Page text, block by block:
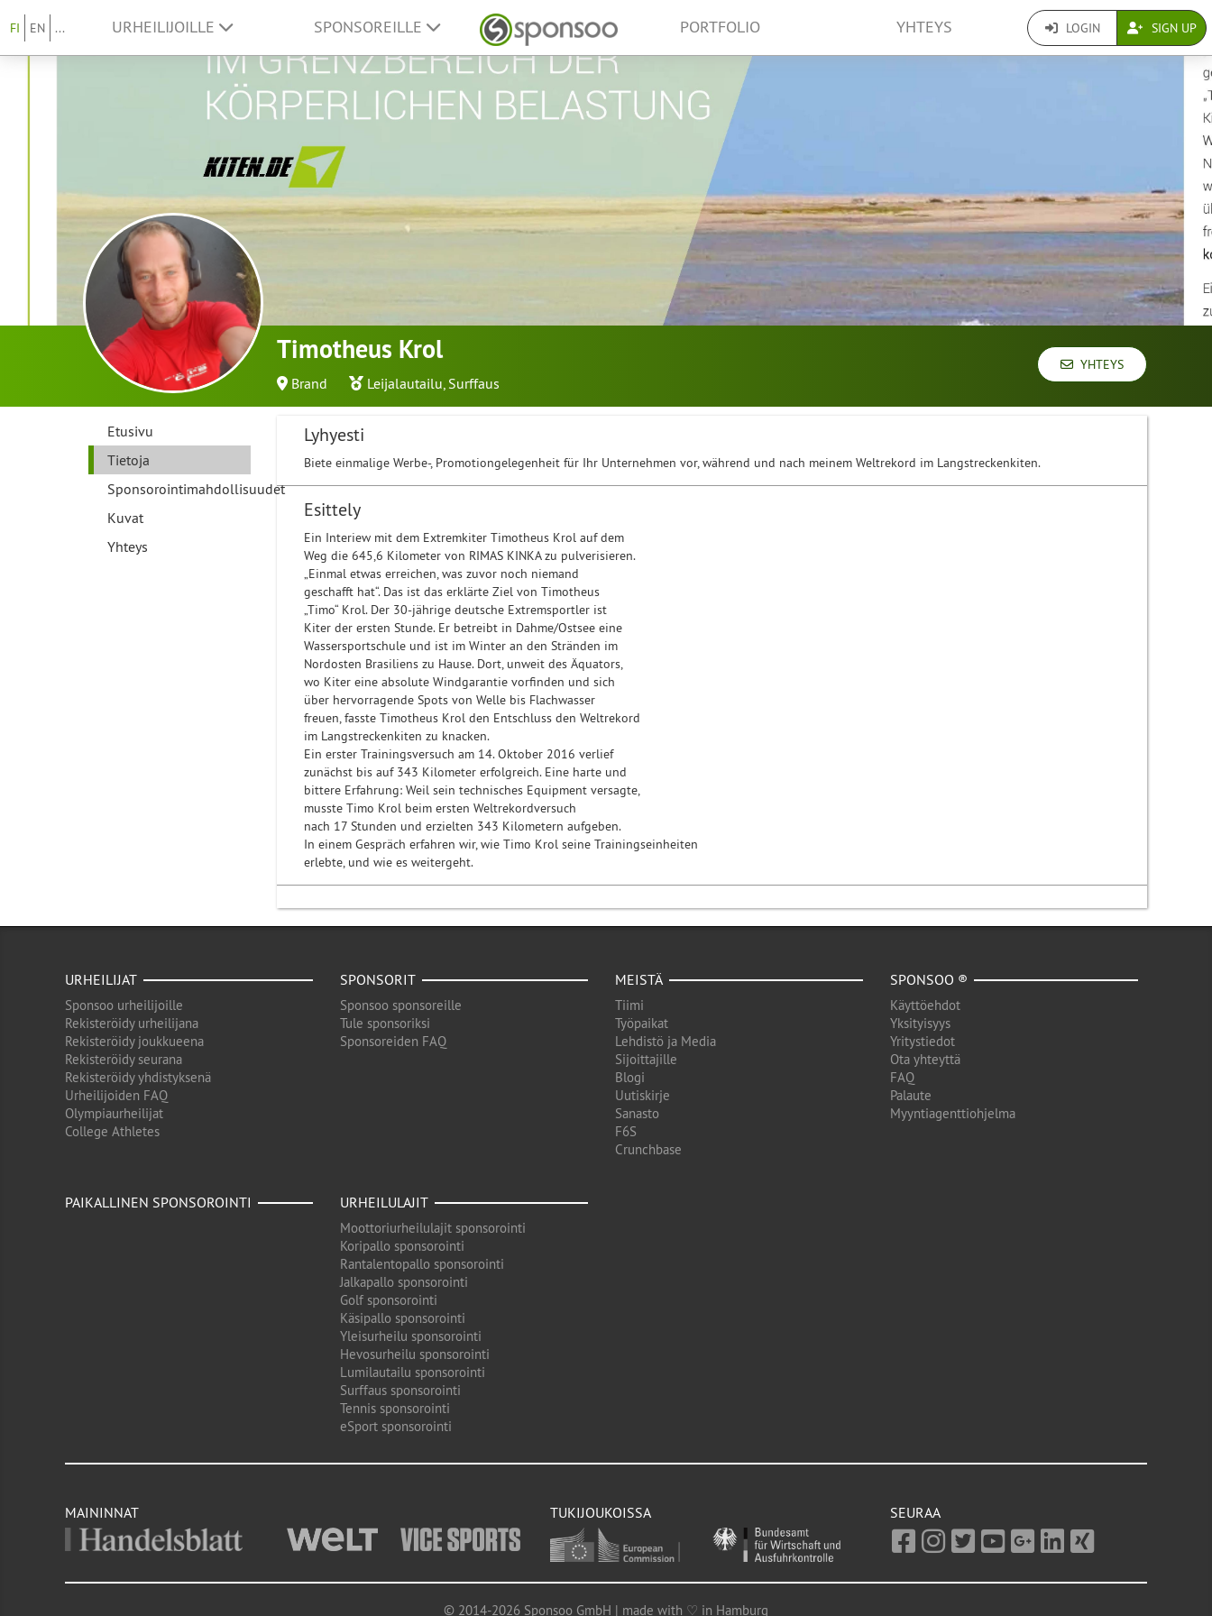
FI EN ... URHEILIJOILLE SPONSOREILLE PORTFOLIO YHTEYS LOGIN SIGN UP
Timotheus Krol
Brand Leijalautailu, Surffaus
YHTEYS
Etusivu
Tietoja
Sponsorointimahdollisuudet
Kuvat
Yhteys
Lyhyesti
Biete einmalige Werbe-, Promotiongelegenheit für Ihr Unternehmen vor, während und nach meinem Weltrekord im Langstreckenkiten.
Esittely
Ein Interiew mit dem Extremkiter Timotheus Krol auf dem
Weg die 645,6 Kilometer von RIMAS KINKA zu pulverisieren.
„Einmal etwas erreichen, was zuvor noch niemand
geschafft hat“. Das ist das erklärte Ziel von Timotheus
„Timo“ Krol. Der 30-jährige deutsche Extremsportler ist
Kiter der ersten Stunde. Er betreibt in Dahme/Ostsee eine
Wassersportschule und ist im Winter an den Stränden im
Nordosten Brasiliens zu Hause. Dort, unweit des Äquators,
wo Kiter eine absolute Windgarantie vorfinden und sich
über hervorragende Spots von Welle bis Flachwasser
freuen, fasste Timotheus Krol den Entschluss den Weltrekord
im Langstreckenkiten zu knacken.
Ein erster Trainingsversuch am 14. Oktober 2016 verlief
zunächst bis auf 343 Kilometer erfolgreich. Eine harte und
bittere Erfahrung: Weil sein technisches Equipment versagte,
musste Timo Krol beim ersten Weltrekordversuch
nach 17 Stunden und erzielten 343 Kilometern aufgeben.
In einem Gespräch erfahren wir, wie Timo Krol seine Trainingseinheiten
erlebte, und wie es weitergeht.
URHEILIJAT
Sponsoo urheilijoille
Rekisteröidy urheilijana
Rekisteröidy joukkueena
Rekisteröidy seurana
Rekisteröidy yhdistyksenä
Urheilijoiden FAQ
Olympiaurheilijat
College Athletes
SPONSORIT
Sponsoo sponsoreille
Tule sponsoriksi
Sponsoreiden FAQ
MEISTÄ
Tiimi
Työpaikat
Lehdistö ja Media
Sijoittajille
Blogi
Uutiskirje
Sanasto
F6S
Crunchbase
SPONSOO ®
Käyttöehdot
Yksityisyys
Yritystiedot
Ota yhteyttä
FAQ
Palaute
Myyntiagenttiohjelma
PAIKALLINEN SPONSOROINTI URHEILULAJIT
Moottoriurheilulajit sponsorointi
Koripallo sponsorointi
Rantalentopallo sponsorointi
Jalkapallo sponsorointi
Golf sponsorointi
Käsipallo sponsorointi
Yleisurheilu sponsorointi
Hevosurheilu sponsorointi
Lumilautailu sponsorointi
Surffaus sponsorointi
Tennis sponsorointi
eSport sponsorointi
MAININNAT TUKIJOUKOISSA SEURAA
© 2014-2026 Sponsoo GmbH | made with ♡ in Hamburg